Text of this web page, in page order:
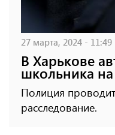
27 марта, 2024 - 11:49
В Харькове
школьника
Полиция
расследование.